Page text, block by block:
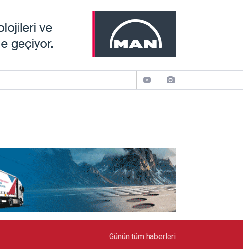
BMC PRO L 1852 Türkiye Turunu Tamamladı
Günün tüm haberleri